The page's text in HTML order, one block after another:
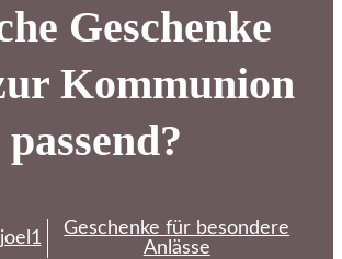
Geschenke
Kommunion
passend?
joel1
Geschenke für besondere
Anlässe